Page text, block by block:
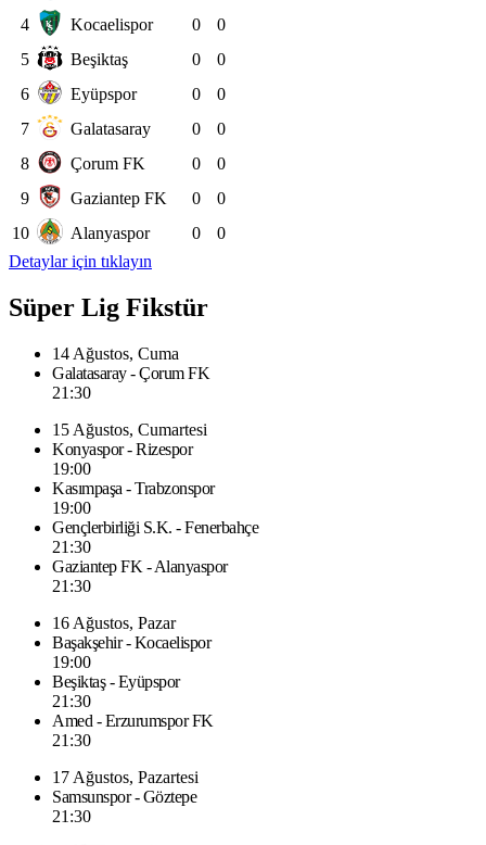
4
Kocaelispor 0
0
5
Beşiktaş 0
0
6
Eyüpspor 0
0
7
Galatasaray 0
0
8
Çorum FK 0
0
9
Gaziantep FK 0
0
10
Alanyaspor 0
0
Detaylar için tıklayın
Süper Lig Fikstür
14 Ağustos, Cuma
Galatasaray - Çorum FK
21:30
15 Ağustos, Cumartesi
Konyaspor - Rizespor
19:00
Kasımpaşa - Trabzonspor
19:00
Gençlerbirliği S.K. - Fenerbahçe
21:30
Gaziantep FK - Alanyaspor
21:30
16 Ağustos, Pazar
Başakşehir - Kocaelispor
19:00
Beşiktaş - Eyüpspor
21:30
Amed - Erzurumspor FK
21:30
17 Ağustos, Pazartesi
Samsunspor - Göztepe
21:30